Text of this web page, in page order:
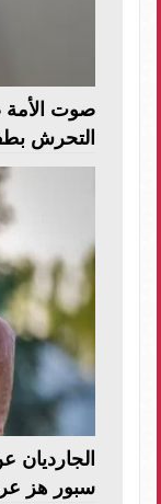
صوت الأمة
التحرش
سبور هز